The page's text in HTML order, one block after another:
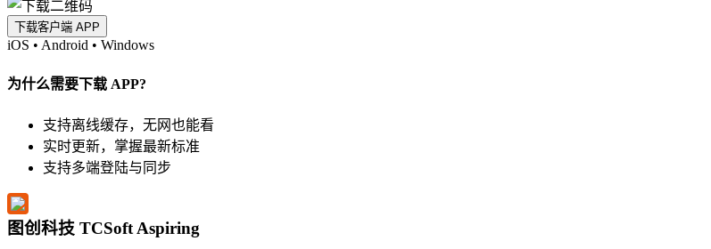
下载客户端 APP
iOS • Android • Windows
为什么需要下载 APP?
支持离线缓存，无网也能看
实时更新，掌握最新标准
支持多端登陆与同步
图创科技 TCSoft Aspiring